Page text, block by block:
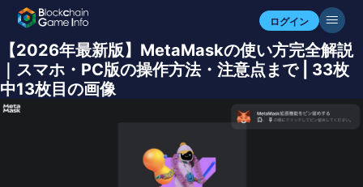
ログイン
【2026年最新版】MetaMaskの使い方完全解説
｜スマホ・PC版の操作方法・注意点まで | 33枚
中13枚目の画像